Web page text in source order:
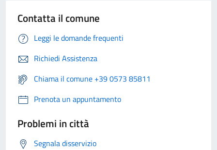
Contatta il comune
Leggi le domande frequenti
Richiedi Assistenza
Chiama il comune +39 0573 85811
Prenota un appuntamento
Problemi in città
Segnala disservizio